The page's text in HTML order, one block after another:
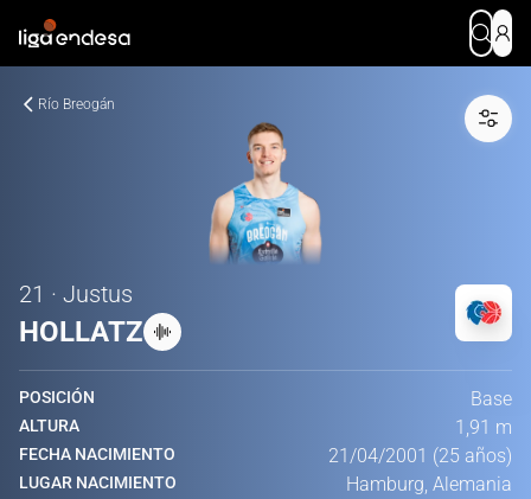
Río Breogán
21 · Justus
HOLLATZ
POSICIÓN Base
ALTURA 1,91 m
FECHA NACIMIENTO 21/04/2001 (25 años)
LUGAR NACIMIENTO Hamburg, Alemania